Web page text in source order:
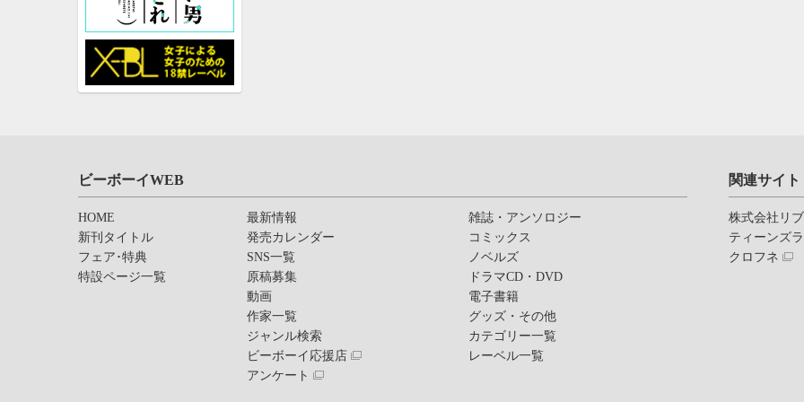
ビーボーイWEB
HOME
新刊タイトル
フェア･特典
特設ページ一覧
最新情報
発売カレンダー
SNS一覧
原稿募集
動画
作家一覧
ジャンル検索
ビーボーイ応援店
アンケート
雑誌・アンソロジー
コミックス
ノベルズ
ドラマCD・DVD
電子書籍
グッズ・その他
カテゴリー一覧
レーベル一覧
関連サイト
株式会社リ
ティーンズ
クロフネ